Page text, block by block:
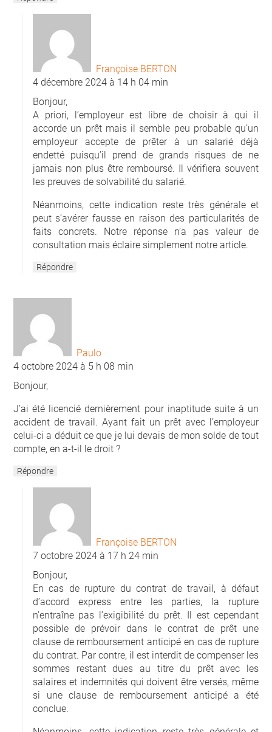
Françoise BERTON
4 décembre 2024 à 14 h 04 min
Bonjour,
A priori, l’employeur est libre de choisir à qui il
accorde un prêt mais il semble peu probable qu’un
employeur accepte de prêter à un salarié déjà
endetté puisqu’il prend de grands risques de ne
jamais non plus être remboursé. Il vérifiera souvent
les preuves de solvabilité du salarié.
Néanmoins, cette indication reste très générale et
peut s’avérer fausse en raison des particularités de
faits concrets. Notre réponse n’a pas valeur de
consultation mais éclaire simplement notre article.
Répondre
Paulo
4 octobre 2024 à 5 h 08 min
Bonjour,
J’ai été licencié dernièrement pour inaptitude suite à un
accident de travail. Ayant fait un prêt avec l’employeur
celui-ci a déduit ce que je lui devais de mon solde de tout
compte, en a-t-il le droit ?
Répondre
Françoise BERTON
7 octobre 2024 à 17 h 24 min
Bonjour,
En cas de rupture du contrat de travail, à défaut
d’accord express entre les parties, la rupture
n’entraîne pas l’exigibilité du prêt. Il est cependant
possible de prévoir dans le contrat de prêt une
clause de remboursement anticipé en cas de rupture
du contrat. Par contre, il est interdit de compenser les
sommes restant dues au titre du prêt avec les
salaires et indemnités qui doivent être versés, même
si une clause de remboursement anticipé a été
conclue.